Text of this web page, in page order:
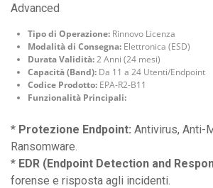
Advanced
Tipo di Operazione: Rinnovo Licenza
Modalità di Consegna: Elettronica (ESD)
Durata Validità:2 Anni (24 mesi)
Capacità (Band): Da 11 a 24 Utenti/Endpoint
Codice Prodotto: EPA-R2-B11
Funzionalità Principali:
* Protezione Endpoint: Antivirus, Anti-
Ransomware.
* EDR (Endpoint Detection and
forense e risposta agli incidenti.